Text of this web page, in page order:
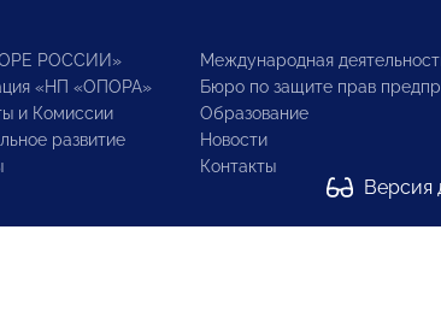
РОССИИ»
«НП «ОПОРА»
и Комиссии
развитие
Международная
Бюро по защите прав
Образование
Новости
Контакты
Версия